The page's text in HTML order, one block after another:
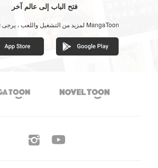
فتح الباب إلى عالم آخر
لمزيد من التشغيل واللعب ، يرجى تنزيل تطبيق MangaToon

 